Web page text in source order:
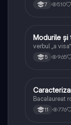
7 510
Limba și
Modurile și
verbul „a
5 965
Limba și
Bacalaureat
11 776